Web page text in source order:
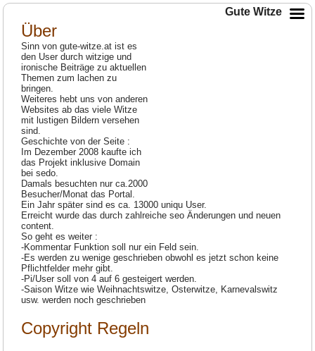
Über
Sinn von gute-witze.at ist es
den User durch witzige und
ironische Beiträge zu aktuellen
Themen zum lachen zu
bringen.
Weiteres hebt uns von anderen
Websites ab das viele Witze
mit lustigen Bildern versehen
sind.
Geschichte von der Seite :
Im Dezember 2008 kaufte ich
das Projekt inklusive Domain
bei sedo.
Damals besuchten nur ca.2000
Besucher/Monat das Portal.
Ein Jahr später sind es ca. 13000 uniqu User.
Erreicht wurde das durch zahlreiche seo Änderungen und neuen
content.
So geht es weiter :
-Kommentar Funktion soll nur ein Feld sein.
-Es werden zu wenige geschrieben obwohl es jetzt schon keine
Pflichtfelder mehr gibt.
-Pi/User soll von 4 auf 6 gesteigert werden.
-Saison Witze wie Weihnachtswitze, Osterwitze, Karnevalswitz
usw. werden noch geschrieben
Copyright Regeln
Gute Witze